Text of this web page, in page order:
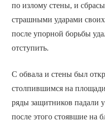
по излому стены, и
страшными ударами
после упорной борьбы
отступить.
С обвала и стены был
столпившимся на
ряды защитников
после этого стоявшие на